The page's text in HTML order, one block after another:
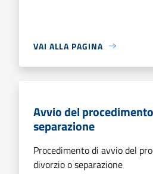
VAI ALLA PAGINA
Avvio del
separazione
Procedimento di avvio del
divorzio o separazione